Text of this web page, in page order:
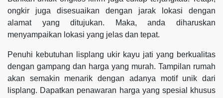
ongkir juga disesuaikan dengan jarak lokasi dengan
alamat yang ditujukan. Maka, anda diharuskan
menyampaikan lokasi yang jelas dan tepat.
Penuhi kebutuhan lisplang ukir kayu jati yang berkualitas
dengan gampang dan harga yang murah. Tampilan rumah
akan semakin menarik dengan adanya motif unik dari
lisplang. Dapatkan penawaran harga yang spesial khusus